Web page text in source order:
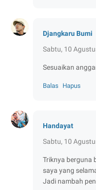
Djangkaru Bumi
Sabtu, 10
Sesuaikan
Balas Hapus
Handayat
Sabtu, 10
Triknya berguna
saya yang
Jadi nambah